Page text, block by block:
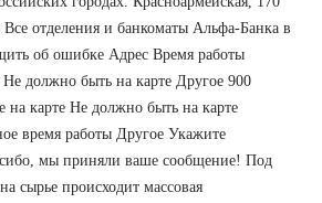
Все отделения и банкоматы Альфа-Банка в
об ошибке Адрес Время работы
должно быть на карте Другое 900
на карте Не должно быть на карте
время работы Другое Укажите
мы приняли ваше сообщение! Под
сырье происходит массовая